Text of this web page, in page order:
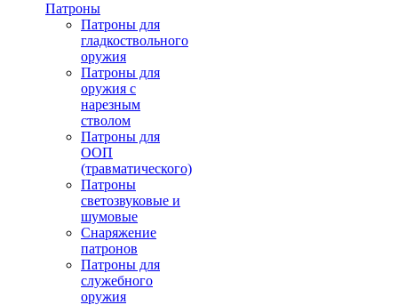
Патроны
Патроны для
гладкоствольного
оружия
Патроны для
оружия с
нарезным
стволом
Патроны для
ООП
(травматического)
Патроны
светозвуковые и
шумовые
Снаряжение
патронов
Патроны для
служебного
оружия